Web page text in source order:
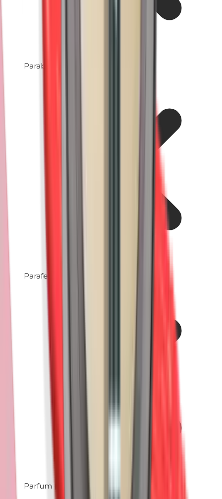
Parabenen
Parafenyleendiamine (PPD)
Parfum (mix)